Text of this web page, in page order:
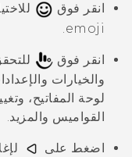
انقر فوق
emoji.
انقر فوق
والخيارات
لوحة المفاتيح،
القواميس والمزيد.
اضغط على